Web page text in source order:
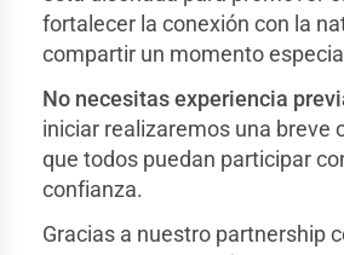
fortalecer la conexión con la
compartir un momento
No necesitas experiencia
iniciar realizaremos una breve
que todos puedan participar
confianza.
Gracias a nuestro partnership